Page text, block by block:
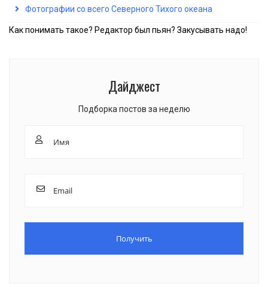
Фотографии со всего Северного Тихого океана
Как понимать такое? Редактор был пьян? Закусывать надо!
Дайджест
Подборка постов за неделю